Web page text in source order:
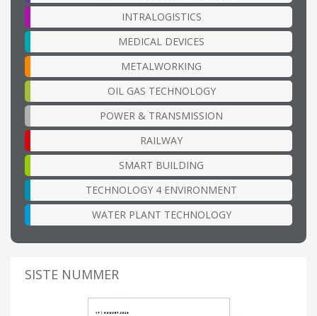
INTRALOGISTICS
MEDICAL DEVICES
METALWORKING
OIL GAS TECHNOLOGY
POWER & TRANSMISSION
RAILWAY
SMART BUILDING
TECHNOLOGY 4 ENVIRONMENT
WATER PLANT TECHNOLOGY
SISTE NUMMER